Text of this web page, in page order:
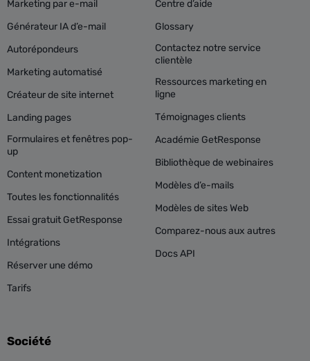
Marketing par e-mail
Générateur IA d’e-mail
Autorépondeurs
Marketing automatisé
Créateur de site internet
Landing pages
Formulaires et fenêtres pop-
up
Content monetization
Toutes les fonctionnalités
Essai gratuit GetResponse
Intégrations
Réserver une démo
Tarifs
Centre d’aide
Glossary
Contactez notre service
clientèle
Ressources marketing en
ligne
Témoignages clients
Académie GetResponse
Bibliothèque de webinaires
Modèles d’e-mails
Modèles de sites Web
Comparez-nous aux autres
Docs API
Société